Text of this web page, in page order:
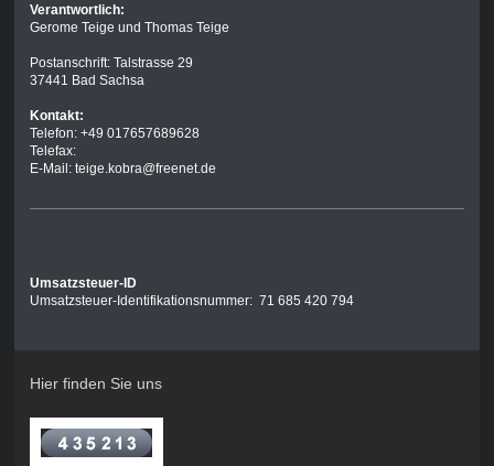
Verantwortlich:
Gerome Teige und Thomas Teige
Postanschrift: Talstrasse 29
37441 Bad Sachsa
Kontakt:
Telefon: +49 017657689628
Telefax:
E-Mail: teige.kobra@freenet.de
Umsatzsteuer-ID
Umsatzsteuer-Identifikationsnummer: 71 685 420 794
Hier finden Sie uns